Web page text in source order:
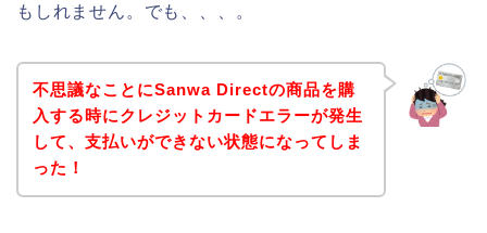
もしれません。でも、、、。
不思議なことにSanwa Directの商品を購
入する時にクレジットカードエラーが発生
して、支払いができない状態になってしま
った！